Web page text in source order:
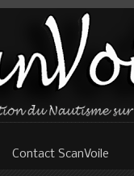
Contact ScanVoile